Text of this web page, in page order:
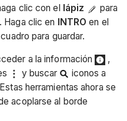
clic con el lápiz
para
Haga clic en INTROen el
para guardar.
a la información
,
y buscar
iconos a
herramientas ahora se
acoplarse al borde